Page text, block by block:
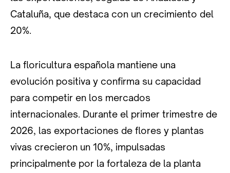
Cataluña, que destaca con un crecimiento del
20%.
La floricultura española mantiene una
evolución positiva y confirma su capacidad
para competir en los mercados
internacionales. Durante el primer trimestre de
2026, las exportaciones de flores y plantas
vivas crecieron un 10%, impulsadas
principalmente por la fortaleza de la planta